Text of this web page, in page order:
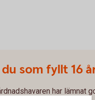
du som fyllt 16
har lämnat